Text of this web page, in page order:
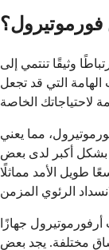
وثيقًا تنتمي إلى
الهامة التي قد تجعل
مما يعني
بشكل أكبر لدى بعض
طويل الأمد مماثلًا
أرفورموتيرول جهازًا
مختلفة. يجد بعض